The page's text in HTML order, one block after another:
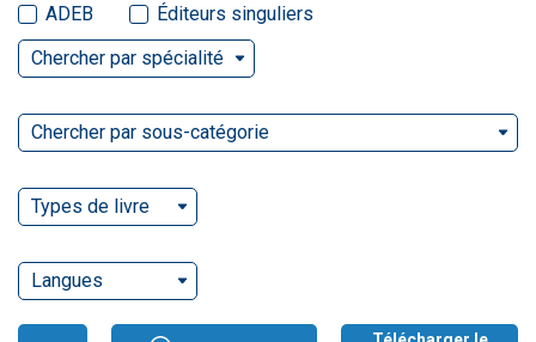
ADEB
Éditeurs singuliers
Chercher par spécialité
Chercher par sous-catégorie
Types de livre
Langues